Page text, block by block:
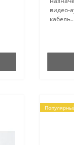
видео-
кабель..